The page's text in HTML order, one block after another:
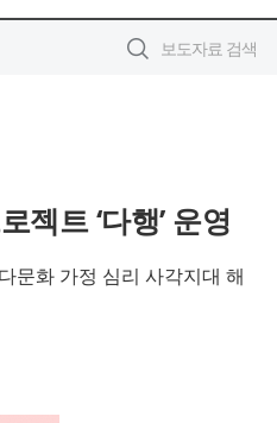
젝트 ‘다행’ 운영
문화 가정 심리 사각지대 해